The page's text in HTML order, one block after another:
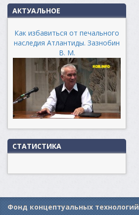
АКТУАЛЬНОЕ
Как избавиться от печального
наследия Атлантиды. Зазнобин
В. М.
СТАТИСТИКА
Фонд концептуальных технологий